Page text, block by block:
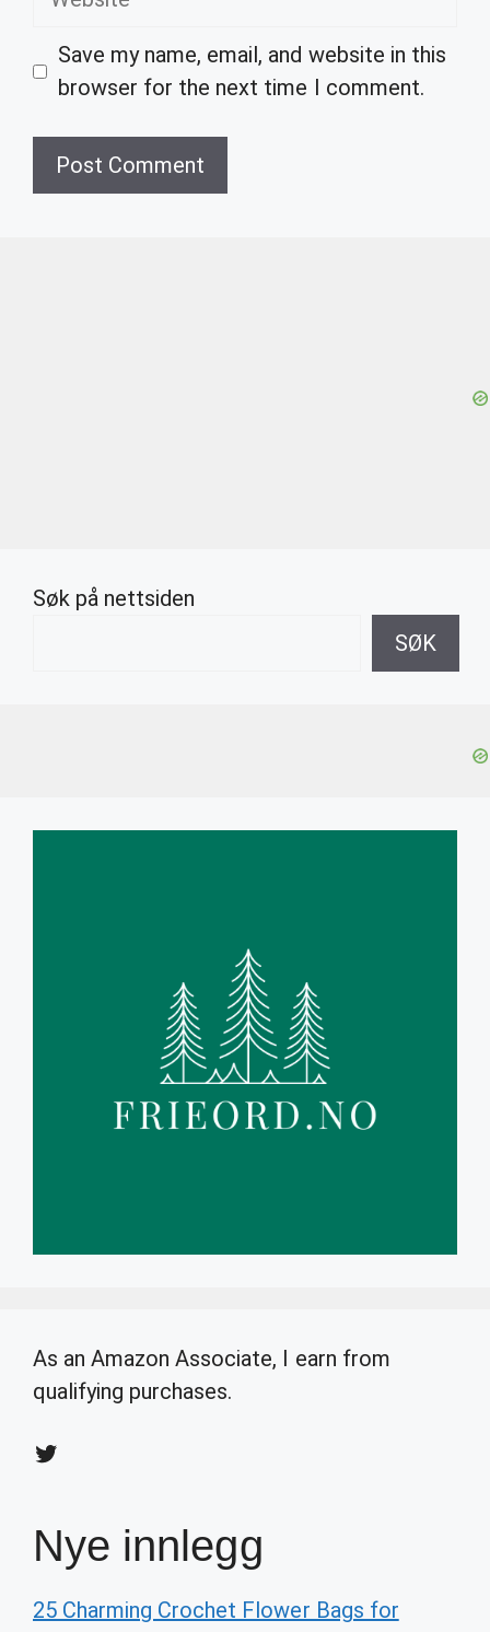
Save my name, email, and website in this
browser for the next time I comment.
Søk på nettsiden
SØK
As an Amazon Associate, I earn from
qualifying purchases.
Twitter
Nye innlegg
25 Charming Crochet Flower Bags for